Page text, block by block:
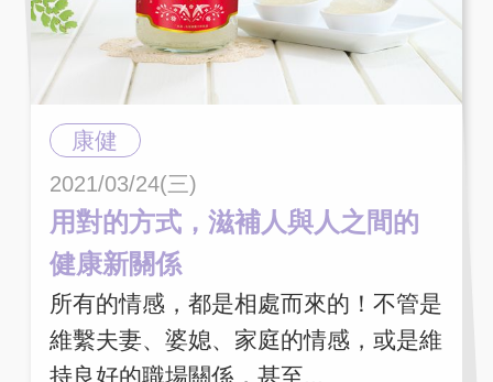
康健
2021/03/24(三)
用對的方式，滋補人與人之間的
健康新關係
所有的情感，都是相處而來的！不管是
維繫夫妻、婆媳、家庭的情感，或是維
持良好的職場關係，甚至...